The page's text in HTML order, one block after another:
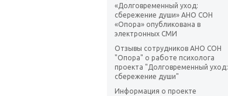
«Долговременный уход:
сбережение души» АНО СОН
«Опора» опубликована в
электронных СМИ
Отзывы сотрудников АНО СОН
"Опора" о работе психолога
проекта "Долговременный уход:
сбережение души"
Информация о проекте